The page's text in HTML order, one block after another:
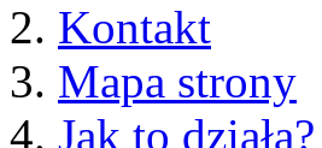
Kontakt
Mapa strony
Jak to działa?